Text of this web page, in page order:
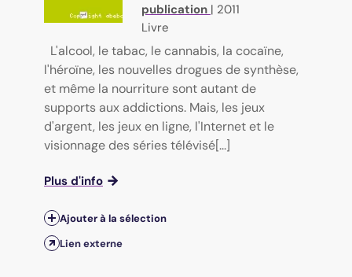
publication | 2011
Livre
L'alcool, le tabac, le cannabis, la cocaïne,
l'héroïne, les nouvelles drogues de synthèse,
et même la nourriture sont autant de
supports aux addictions. Mais, les jeux
d'argent, les jeux en ligne, l'Internet et le
visionnage des séries télévisé[...]
Plus d'info
Ajouter à la sélection
Lien externe